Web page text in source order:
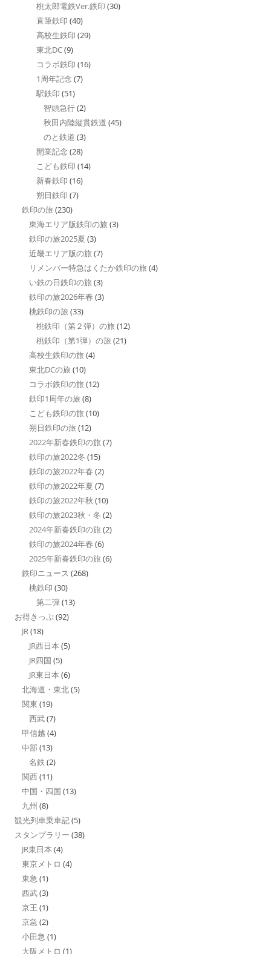
桃太郎電鉄Ver.鉄印 (30)
直筆鉄印 (40)
高校生鉄印 (29)
東北DC(9)
コラボ鉄印 (16)
1周年記念 (7)
駅鉄印 (51)
智頭急行(2)
秋田内陸縦貫鉄道 (45)
のと鉄道 (3)
開業記念 (28)
こども鉄印 (14)
新春鉄印 (16)
朔日鉄印 (7)
鉄印の旅 (230)
東海エリア版鉄印の旅 (3)
鉄印の旅2025夏 (3)
近畿エリア版の旅 (7)
リメンバー特急はくたか鉄印の旅 (4)
い鉄の日鉄印の旅 (3)
鉄印の旅2026年春 (3)
桃鉄印の旅 (33)
桃鉄印（第２弾）の旅 (12)
桃鉄印（第1弾）の旅 (21)
高校生鉄印の旅 (4)
東北DCの旅 (10)
コラボ鉄印の旅 (12)
鉄印1周年の旅 (8)
こども鉄印の旅 (10)
朔日鉄印の旅 (12)
2022年新春鉄印の旅 (7)
鉄印の旅2022冬 (15)
鉄印の旅2022年春 (2)
鉄印の旅2022年夏 (7)
鉄印の旅2022年秋 (10)
鉄印の旅2023秋・冬 (2)
2024年新春鉄印の旅 (2)
鉄印の旅2024年春 (6)
2025年新春鉄印の旅 (6)
鉄印ニュース (268)
桃鉄印 (30)
第二弾(13)
お得きっぷ(92)
JR(18)
JR西日本 (5)
JR四国 (5)
JR東日本 (6)
北海道・東北(5)
関東 (19)
西武(7)
甲信越 (4)
中部 (13)
名鉄 (2)
関西(11)
中国・四国 (13)
九州 (8)
観光列車乗車記(5)
スタンプラリー (38)
JR東日本 (4)
東京メトロ (4)
東急 (1)
西武(3)
京王 (1)
京急 (2)
小田急 (1)
大阪メトロ (1)